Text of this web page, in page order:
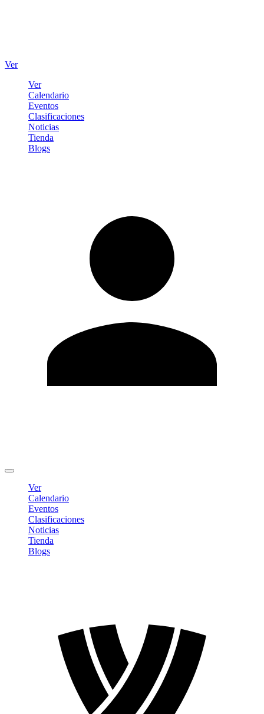
Ver
Ver
Calendario
Eventos
Clasificaciones
Noticias
Tienda
Blogs
Ver
Calendario
Eventos
Clasificaciones
Noticias
Tienda
Blogs